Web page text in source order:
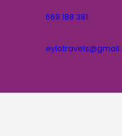
669 188 381